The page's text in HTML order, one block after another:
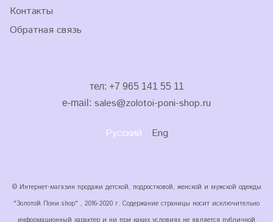
Контакты
Обратная связь
тел: +7 965 141 55 11
e-mail: sales@zolotoi-poni-shop.ru
Русский Eng
© Интернет-магазин продажи детской, подростковой, женской и мужской одежды
"Золотой Пони.shop" , 2016-2020 г. Содержание страницы носит исключительно